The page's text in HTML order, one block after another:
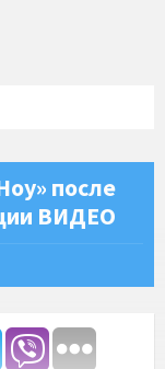
после
ВИДЕО